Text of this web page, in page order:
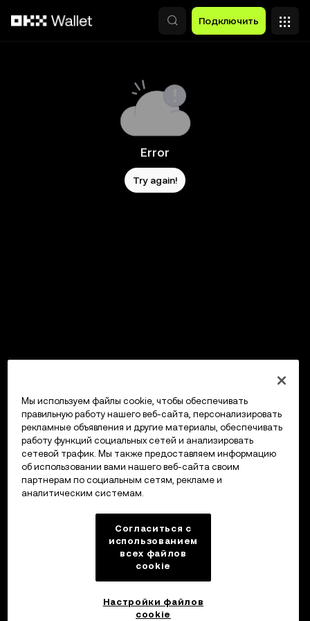
Подключить
Error
Try again!
Мы используем файлы cookie, чтобы обеспечивать
правильную работу нашего веб-сайта, персонализировать
рекламные объявления и другие материалы, обеспечивать
работу функций социальных сетей и анализировать
сетевой трафик. Мы также предоставляем информацию
об использовании вами нашего веб-сайта своим
партнерам по социальным сетям, рекламе и
аналитическим системам.
Согласиться с
использованием
всех файлов
cookie
Настройки файлов
cookie